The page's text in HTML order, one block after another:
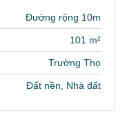
Đường rộng 10m
101 m²
Trường Thọ
Đất nền, Nhà đất